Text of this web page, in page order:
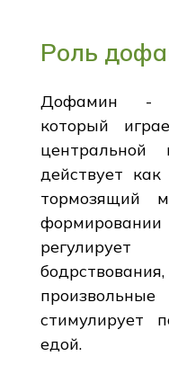
Роль
Дофамин -
который
действует
тормозящий
стимулирует
едой.